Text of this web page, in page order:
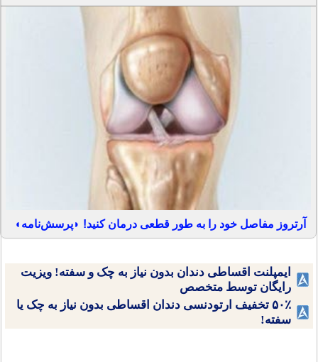
آرتروز مفاصل خود را به طور قطعی درمان کنید! ◗پرسش‌نامه◖
ایمپلنت اقساطی دندان بدون نیاز به چک و سفته! ویزیت
رایگان توسط متخصص
۵۰٪ تخفیف ارتودنسی دندان اقساطی بدون نیاز به چک یا
سفته!